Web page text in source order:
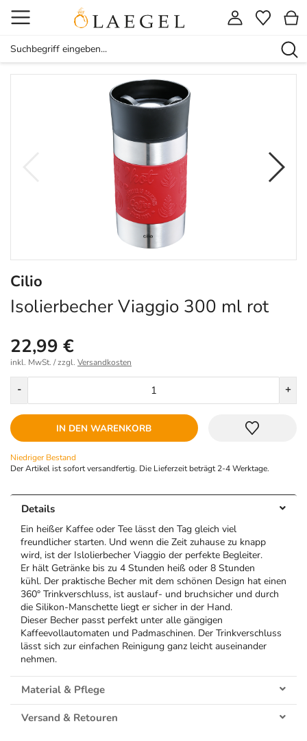
Cilio
Isolierbecher Viaggio 300 ml rot
22,99 €
inkl. MwSt. / zzgl. Versandkosten
- +
IN DEN WARENKORB
Niedriger Bestand
Der Artikel ist sofort versandfertig. Die Lieferzeit beträgt 2-4 Werktage.
Details
Ein heißer Kaffee oder Tee lässt den Tag gleich viel
freundlicher starten. Und wenn die Zeit zuhause zu knapp
wird, ist der Islolierbecher Viaggio der perfekte Begleiter.
Er hält Getränke bis zu 4 Stunden heiß oder 8 Stunden
kühl. Der praktische Becher mit dem schönen Design hat einen
360° Trinkverschluss, ist auslauf- und bruchsicher und durch
die Silikon-Manschette liegt er sicher in der Hand.
Dieser Becher passt perfekt unter alle gängigen
Kaffeevollautomaten und Padmaschinen. Der Trinkverschluss
lässt sich zur einfachen Reinigung ganz leicht auseinander
nehmen.
Material & Pflege
Versand & Retouren